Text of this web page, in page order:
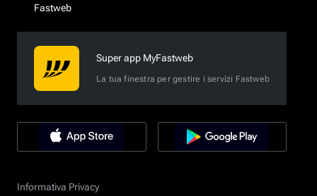
Fastweb
Super app MyFastweb
La tua finestra per gestire i servizi Fastweb
Informativa Privacy